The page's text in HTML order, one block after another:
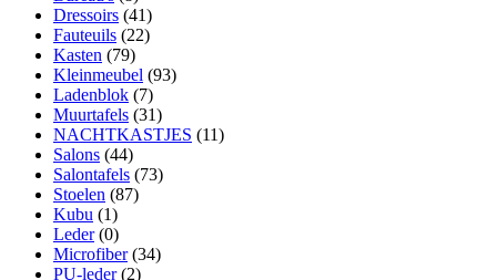
Dressoirs (41)
Fauteuils (22)
Kasten (79)
Kleinmeubel (93)
Ladenblok (7)
Muurtafels (31)
NACHTKASTJES (11)
Salons (44)
Salontafels (73)
Stoelen (87)
Kubu (1)
Leder (0)
Microfiber (34)
PU-leder (2)